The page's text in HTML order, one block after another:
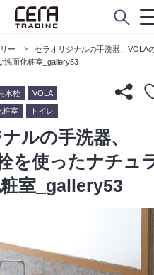
ー
セラオリジナルの手洗器、VOLA
洗面化粧室_gallery53
水栓 VOLA
粧室 トイレ
ルの手洗器、
を使ったナチュ
室_gallery53